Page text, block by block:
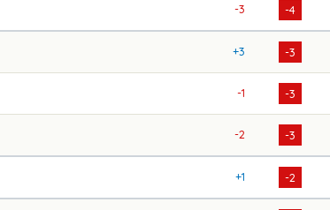
-3 -4
+3 -3
-1 -3
-2 -3
+1 -2